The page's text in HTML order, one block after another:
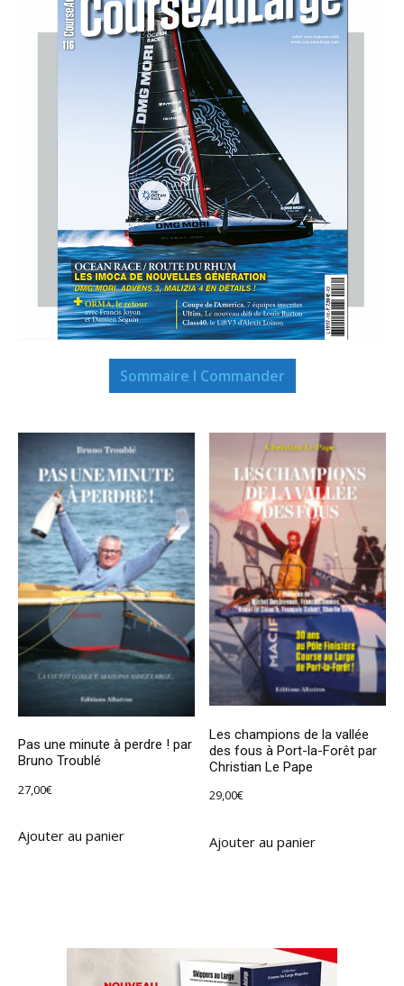
Sommaire I Commander
Pas une minute à perdre ! par
Bruno Troublé
27,00€
Ajouter au panier
Les champions de la vallée
des fous à Port-la-Forêt par
Christian Le Pape
29,00€
Ajouter au panier